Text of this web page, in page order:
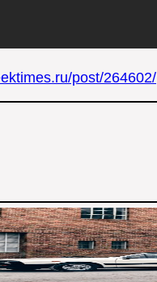
post/264602/